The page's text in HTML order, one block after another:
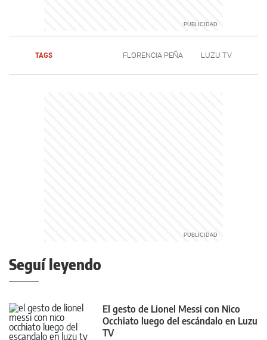
TAGS FLORENCIA PEÑA LUZU TV
Seguí leyendo
El gesto de Lionel Messi con Nico
Occhiato luego del escándalo en Luzu
TV